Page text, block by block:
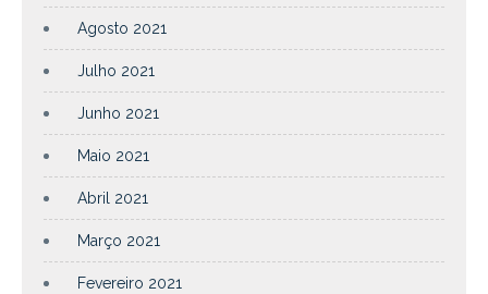
Agosto 2021
Julho 2021
Junho 2021
Maio 2021
Abril 2021
Março 2021
Fevereiro 2021